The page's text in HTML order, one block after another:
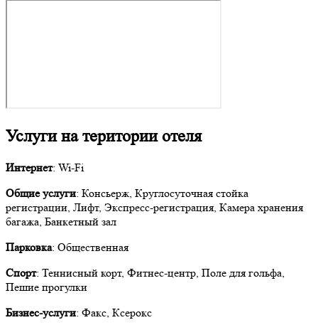
Услуги на територии отеля
Интернет: Wi-Fi
Общие услуги: Консьерж, Круглосуточная стойка
регистрации, Лифт, Экспресс-регистрация, Камера хранения
багажа, Банкетный зал
Парковка: Общественная
Спорт: Теннисный корт, Фитнес-центр, Поле для гольфа,
Пешие прогулки
Бизнес-услуги: Факс, Ксерокс